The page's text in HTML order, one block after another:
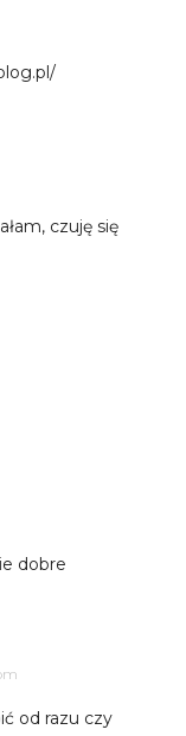
czuję się
dobre
od razu czy